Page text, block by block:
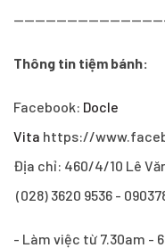
Thông tin tiệm bánh:
Facebook: Docle
Vita https://
Địa chỉ: 460/4/10 Lê
(028) 3620 9536 -
- Làm việc từ 7.30am -